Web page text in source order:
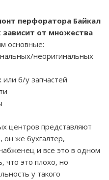
перфоратора Байкал
зависит от множества
основные:
неоригинальных
б/у запчастей
центров представляют
он же бухгалтер,
и все это в одном
что это плохо, но
у такого